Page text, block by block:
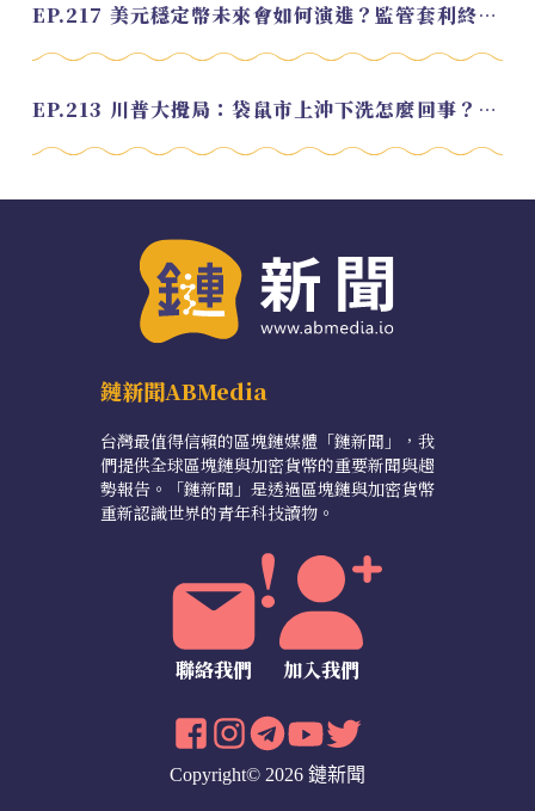
EP.217 美元穩定幣未來會如何演進？監管套利終將收斂？feat. 研究員 余哲安
EP.213 川普大攪局：袋鼠市上沖下洗怎麼回事？feat. Alvin
鏈新聞ABMedia
台灣最值得信賴的區塊鏈媒體「鏈新聞」，我
們提供全球區塊鏈與加密貨幣的重要新聞與趨
勢報告。「鏈新聞」是透過區塊鏈與加密貨幣
重新認識世界的青年科技讀物。
聯絡我們 加入我們
Copyright© 2026 鏈新聞